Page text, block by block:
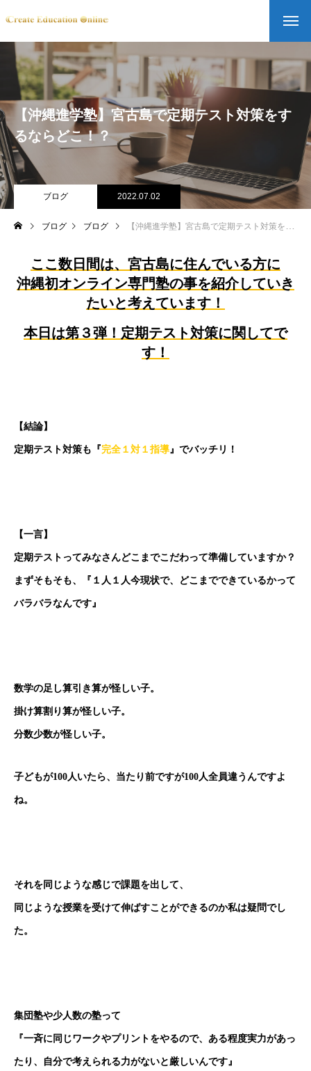
【沖縄進学塾】宮古島で定期テスト対策をす
るならどこ！？
ブログ 2022.07.02
ブログ ブログ 【沖縄進学塾】宮古島で定期テスト対策をするならどこ！？
ここ数日間は、宮古島に住んでいる方に
沖縄初オンライン専門塾の事を紹介していき
たいと考えています！
本日は第３弾！定期テスト対策に関してで
す！
【結論】
定期テスト対策も『完全１対１指導』でバッチリ！
【一言】
定期テストってみなさんどこまでこだわって準備していますか？
まずそもそも、『１人１人今現状で、どこまでできているかって
バラバラなんです』
数学の足し算引き算が怪しい子。
掛け算割り算が怪しい子。
分数少数が怪しい子。
子どもが100人いたら、当たり前ですが100人全員違うんですよ
ね。
それを同じような感じで課題を出して、
同じような授業を受けて伸ばすことができるのか私は疑問でし
た。
集団塾や少人数の塾って
『一斉に同じワークやプリントをやるので、ある程度実力があっ
たり、自分で考えられる力がないと厳しいんです』